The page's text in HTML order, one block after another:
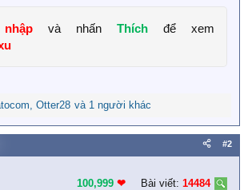
và nhấn Thích để xem
Otter28 và 1 người khác
#2
100,999 ❤︎ Bài viết: 14484